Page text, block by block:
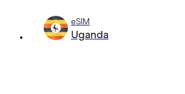
eSIM
Uganda